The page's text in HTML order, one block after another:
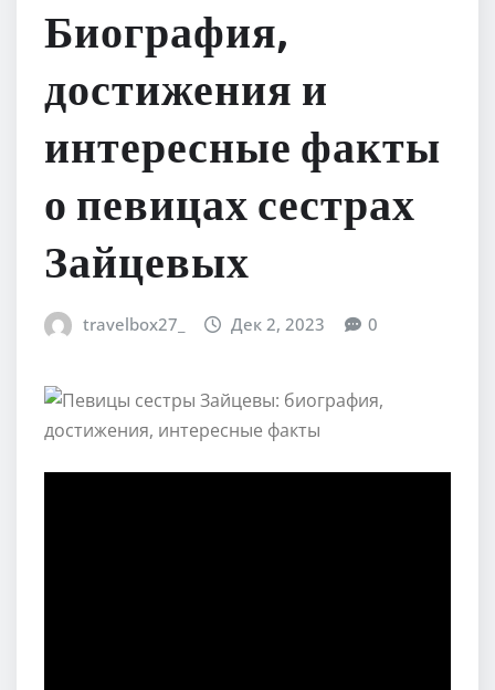
Биография,
достижения и
интересные факты
о певицах сестрах
Зайцевых
travelbox27_ Дек 2, 2023 0